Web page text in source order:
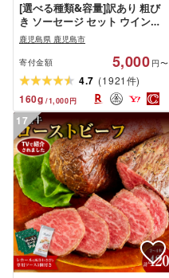
[選べる種類&容量]訳あり 粗び
き ソーセージ セット ウインナ
ー フランクフルト 鹿児島県産
プレゼント ギフト 冷凍 鍋 規格
外 惣菜 おかず 肉 豚 鶏 粗挽き
小分け お試し 大容量 ボリュー
ム 薩摩ハム 5000円 〜 クラウド
ファンディング
鹿児島県 鹿児島市
寄付金額 5,000 円〜
4.7 (1921件)
160g /1,000円
17